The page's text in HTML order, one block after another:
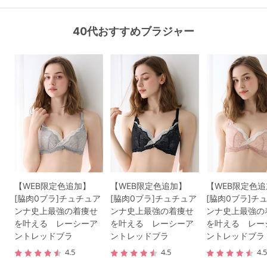
40代おすすめブラジャー
【WEB限定色追加】
[脇肉0ブラ]チュチュア
ンナ史上最強の着痩せ
を叶える レーシーア
ントレッドブラ
4.5
【WEB限定色追加】
[脇肉0ブラ]チュチュア
ンナ史上最強の着痩せ
を叶える レーシーア
ントレッドブラ
4.5
【WEB限定色
[脇肉0ブラ]チ
ンナ史上最強
を叶える レー
ントレッドブラ
4.5